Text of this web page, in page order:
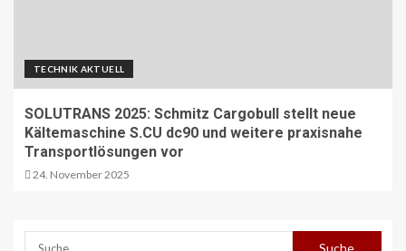
TECHNIK AKTUELL
SOLUTRANS 2025: Schmitz Cargobull stellt neue
Kältemaschine S.CU dc90 und weitere praxisnahe
Transportlösungen vor
24. November 2025